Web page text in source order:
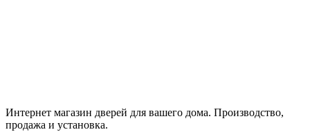
Интернет магазин дверей для вашего дома. Производство,
продажа и установка.